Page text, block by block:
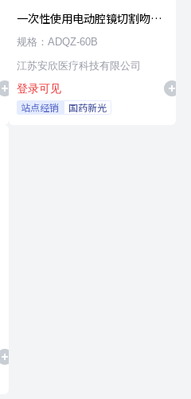
一次性使用电动腔镜切割吻合
器及组件
规格：ADQZ-60B
江苏安欣医疗科技有限公司
登录可见
站点经销 国药新光